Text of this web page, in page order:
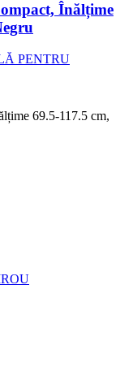
Înălțime
PENTRU
69.5-117.5 cm,